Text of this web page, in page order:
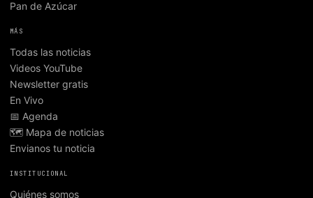
Pan de Azúcar
MÁS
Todas las noticias
Videos YouTube
Newsletter gratis
En Vivo
📅 Agenda
🗺️ Mapa de noticias
Envianos tu noticia
INSTITUCIONAL
Quiénes somos